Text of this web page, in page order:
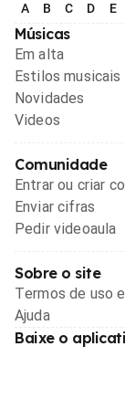
A B C D E
Músicas
Em alta
Estilos musicais
Novidades
Videos
Comunidade
Entrar ou criar
Enviar cifras
Pedir videoaula
Sobre o site
Termos de uso
Ajuda
Baixe o